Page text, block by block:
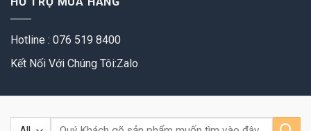
Hotline : 076 519 8400
Kết Nối Với Chúng Tôi:Zalo
Tìm